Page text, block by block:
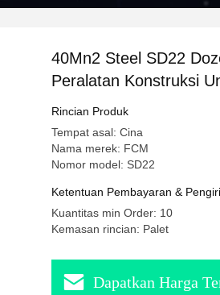
40Mn2 Steel SD22
Peralatan Konstruksi
Rincian Produk
Tempat asal: Cina
Nama merek: FCM
Nomor model: SD22
Ketentuan Pembayaran &
Kuantitas min Order: 10
Kemasan rincian: Palet
Dapatkan Harga